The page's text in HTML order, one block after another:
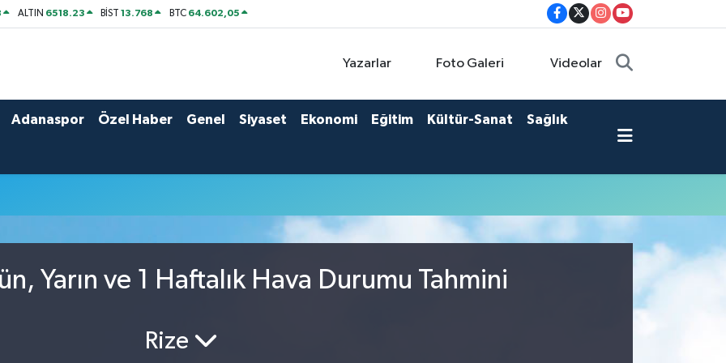
ALTIN 6518.23 BİST13.768 BTC 64.602,05
Yazarlar Foto Galeri Videolar
Adanaspor Özel Haber Genel Siyaset Ekonomi Eğitim Kültür-Sanat Sağlık
Yarın ve 1 Haftalık Hava Durumu Tahmini
Rize